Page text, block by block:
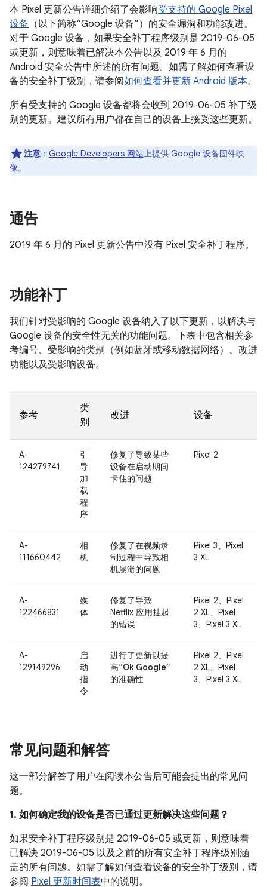
本 Pixel 更新公告详细介绍了会影响受支持的 Google Pixel
设备 （以下简称“Google 设备”）的安全漏洞和功能改进。
对于 Google 设备，如果安全补丁程序级别是 2019-06-05
或更新，则意味着已解决本公告以及 2019 年 6 月的
Android 安全公告中所述的所有问题。如需了解如何查看设
备的安全补丁级别，请参阅如何查看并更新 Android 版本。
所有受支持的 Google 设备都将会收到 2019-06-05 补丁级
别的更新。建议所有用户都在自己的设备上接受这些更新。
注意 ： Google Developers 网站上提供 Google 设备固件映
像。
通告
2019 年 6 月的 Pixel 更新公告中没有 Pixel 安全补丁程序。
功能补丁
我们针对受影响的 Google 设备纳入了以下更新，以解决与
Google 设备的安全性无关的功能问题。下表中包含相关参
考编号、受影响的类别（例如蓝牙或移动数据网络）、改进
功能以及受影响设备。
参考
类
别
改进 设备
A-
124279741
引
导
加
载
程
序
修复了导致某些
设备在启动期间
卡住的问题
Pixel 2
A-
111660442
相
机
修复了在视频录
制过程中导致相
机崩溃的问题
Pixel 3、Pixel
3 XL
A-
122466831
媒
体
修复了导致
Netflix 应用挂起
的错误
Pixel 2、Pixel
2 XL、Pixel
3、Pixel 3 XL
A-
129149296
启
动
指
令
进行了更新以提
高“Ok Google”
的准确性
Pixel 2、Pixel
2 XL、Pixel
3、Pixel 3 XL
常见问题和解答
这一部分解答了用户在阅读本公告后可能会提出的常见问
题。
1. 如何确定我的设备是否已通过更新解决这些问题？
如果安全补丁程序级别是 2019-06-05 或更新，则意味着
已解决 2019-06-05 以及之前的所有安全补丁程序级别涵
盖的所有问题。如需了解如何查看设备的安全补丁级别，请
参阅 Pixel 更新时间表中的说明。